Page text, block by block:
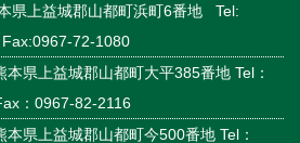
上益城郡山都町浜町6番地 Tel:
72-1080
県上益城郡山都町大平385番地 Tel：
：0967-82-2116
県上益城郡山都町今500番地 Tel：